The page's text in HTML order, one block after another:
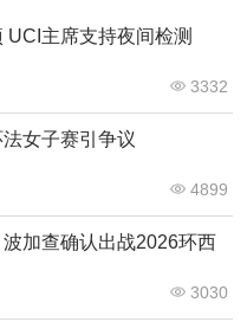
UCI主席支持夜间检测
3332
女子赛引争议
4899
加查确认出战2026环西
3030